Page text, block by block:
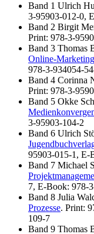
Band 1 Ulrich
3-95903-012-0,
Band 2 Birgit
Print: 978-3-
Band 3 Thomas
Online-
978-3-934054-
Band 4 Corinna
Print: 978-3-
Band 5 Okke
3-95903-104-2
Band 6 Ulrich
95903-015-1, E-
Band 7 Michael
7, E-Book: 978-
Band 8 Julia
Prozesse. Print:
109-7
Band 9 Thomas